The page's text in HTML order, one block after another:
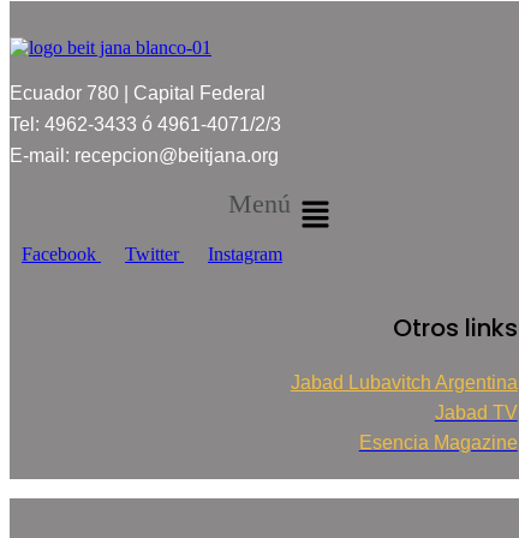
Ecuador 780 | Capital Federal
Tel: 4962-3433 ó 4961-4071/2/3
E-mail: recepcion@beitjana.org
Menú
Facebook Twitter Instagram
Otros links
Jabad Lubavitch Argentina
Jabad TV
Esencia Magazine